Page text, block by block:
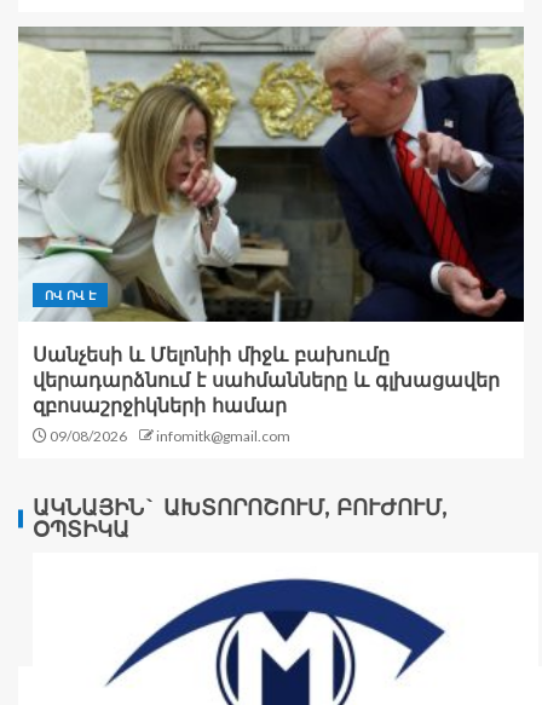
ՈՎ ՈՎ Է
Սանչեսի և Մելոնիի միջև բախումը
վերադարձնում է սահմանները և գլխացավեր
զբոսաշրջիկների համար
09/08/2026 infomitk@gmail.com
ԱԿՆԱՅԻՆ` ԱԽՏՈՐՈՇՈՒՄ, ԲՈՒԺՈՒՄ,
ՕՊՏԻԿԱ